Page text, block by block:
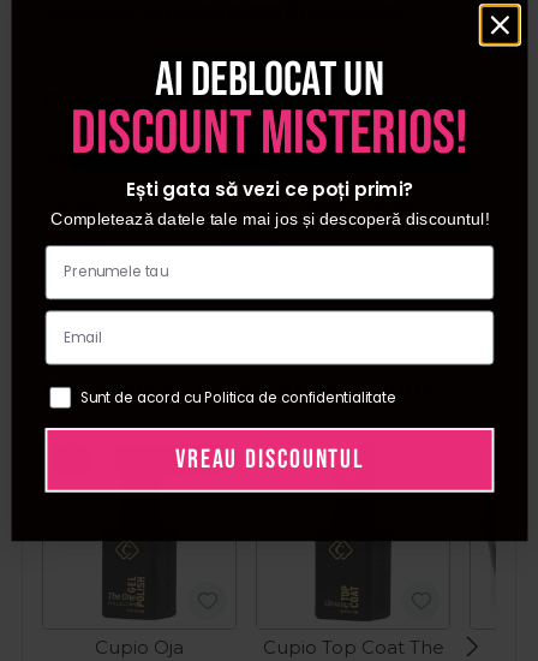
Detalii
SKU
C6157
Rubber Base French
Brand
Cupio
Cumparate frecvent impreuna:
Pret special
Cupio Oja
Cupio Top Coat The
Ai deblocat un
discount misterios!
Ești gata să vezi ce poți primi?
Completează datele tale mai jos și descoperă discountul!
Sunt de acord cu Politica de confidentialitate
VREAU DISCOUNTUL